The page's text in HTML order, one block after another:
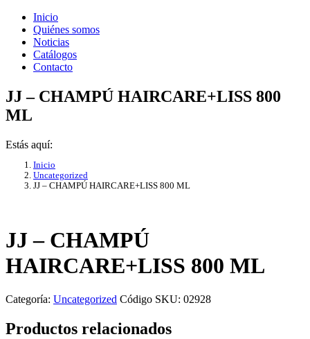
Inicio
Quiénes somos
Noticias
Catálogos
Contacto
JJ – CHAMPÚ HAIRCARE+LISS 800
ML
Estás aquí:
Inicio
Uncategorized
JJ – CHAMPÚ HAIRCARE+LISS 800 ML
JJ – CHAMPÚ
HAIRCARE+LISS 800 ML
Categoría: Uncategorized Código SKU: 02928
Productos relacionados